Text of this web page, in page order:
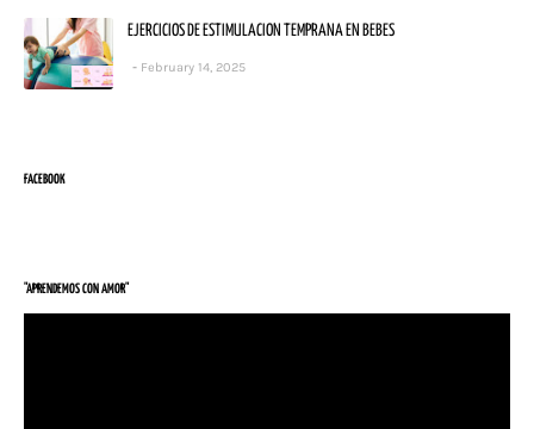
EJERCICIOS DE ESTIMULACION TEMPRANA EN BEBES
February 14, 2025
FACEBOOK
"APRENDEMOS CON AMOR"